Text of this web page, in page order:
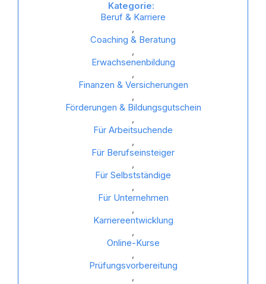
Kategorie:
Beruf & Karriere
,
Coaching & Beratung
,
Erwachsenenbildung
,
Finanzen & Versicherungen
,
Förderungen & Bildungsgutschein
,
Für Arbeitsuchende
,
Für Berufseinsteiger
,
Für Selbstständige
,
Für Unternehmen
,
Karriereentwicklung
,
Online-Kurse
,
Prüfungsvorbereitung
,